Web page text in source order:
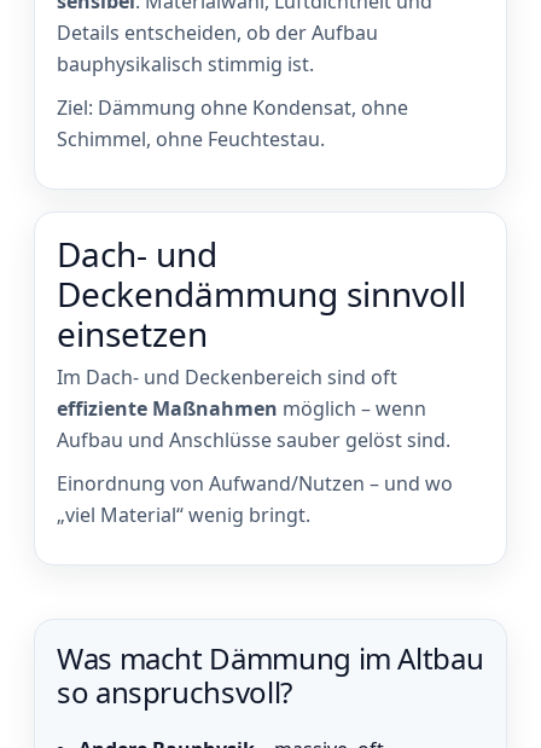
Details entscheiden, ob der Aufbau
bauphysikalisch stimmig ist.
Ziel: Dämmung ohne Kondensat, ohne
Schimmel, ohne Feuchtestau.
Dach- und
Deckendämmung sinnvoll
einsetzen
Im Dach- und Deckenbereich sind oft
effiziente Maßnahmen möglich – wenn
Aufbau und Anschlüsse sauber gelöst sind.
Einordnung von Aufwand/Nutzen – und wo
„viel Material“ wenig bringt.
Was macht Dämmung im Altbau
so anspruchsvoll?